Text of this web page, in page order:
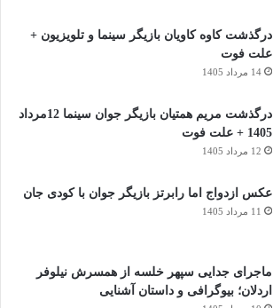
درگذشت کاوه کاویان بازیگر سینما و تلویزیون +
علت فوت
14 مرداد 1405
درگذشت مریم همتیان بازیگر جوان سینما 12مرداد
1405 + علت فوت
12 مرداد 1405
عکس ازدواج اما رابرتز بازیگر جوان با کودی جان
11 مرداد 1405
ماجرای جدایی سپهر خلسه از همسرش نیلوفر
اردلان؛ بیوگرافی و داستان آشنایی